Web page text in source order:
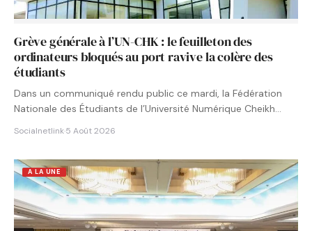
Grève générale à l’UN-CHK : le feuilleton des
ordinateurs bloqués au port ravive la colère des
étudiants
Dans un communiqué rendu public ce mardi, la Fédération
Nationale des Étudiants de l’Université Numérique Cheikh
Socialnetlink·5 Août 2026
A LA UNE